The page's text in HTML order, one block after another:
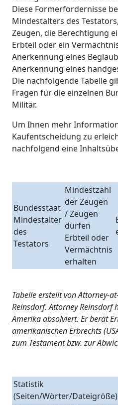
Diese Formerfordernisse
Mindestalters des
Zeugen, die Berechtigung
Erbteil oder ein
Anerkennung eines
Anerkennung eines
Die nachfolgende Tabelle
Fragen für die einzelnen
Militär.
Um Ihnen mehr
Kaufentscheidung zu
nachfolgend eine
Bundesstaat
Mindestalter
des
Testators
Mindestzahl
der Zeugen
/ Zeugen
dürfen
Erbteil oder
Vermächtnis
erhalten
Tabelle erstellt von Attorney-
Reinsdorf. Attorney Reinsdorf
Amerika absolviert. Er berät
amerikanischen Erbrechts
zum Testament bzw. zur
Statistik
(Seiten/Wörter/Dateigröße)